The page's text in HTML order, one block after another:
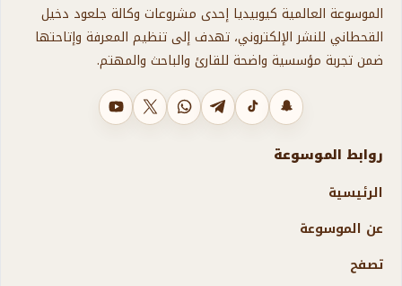
الموسوعة العالمية كيوبيديا إحدى مشروعات وكالة جلعود دخيل
القحطاني للنشر الإلكتروني، تهدف إلى تنظيم المعرفة وإتاحتها
ضمن تجربة مؤسسية واضحة للقارئ والباحث والمهتم.
يوتيوب
X واتسابتليجرامتيك توكسناب شات
روابط الموسوعة
الرئيسية
عن الموسوعة
تصفح